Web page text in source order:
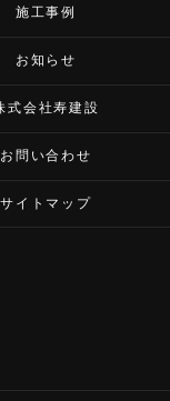
施工事例
お知らせ
式会社寿建設
お問い合わせ
サイトマップ